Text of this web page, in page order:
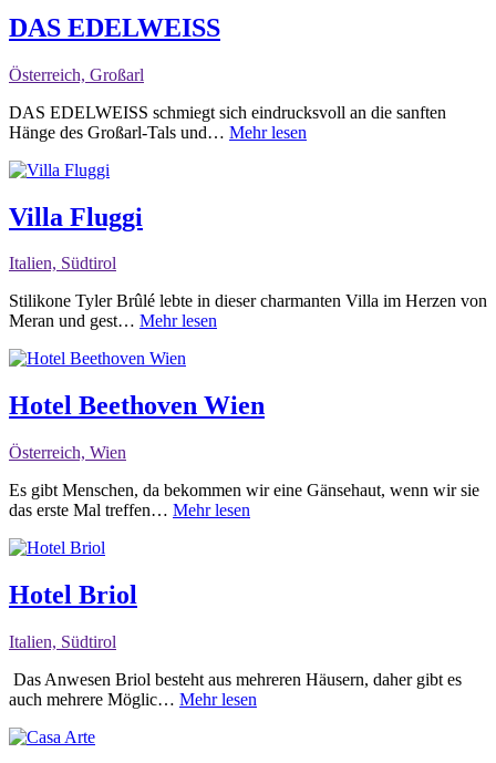
DAS EDELWEISS
Österreich, Großarl
DAS EDELWEISS schmiegt sich eindrucksvoll an die sanften
Hänge des Großarl-Tals und… Mehr lesen
Villa Fluggi
Italien, Südtirol
Stilikone Tyler Brûlé lebte in dieser charmanten Villa im Herzen von
Meran und gest… Mehr lesen
Hotel Beethoven Wien
Österreich, Wien
Es gibt Menschen, da bekommen wir eine Gänsehaut, wenn wir sie
das erste Mal treffen… Mehr lesen
Hotel Briol
Italien, Südtirol
Das Anwesen Briol besteht aus mehreren Häusern, daher gibt es
auch mehrere Möglic… Mehr lesen